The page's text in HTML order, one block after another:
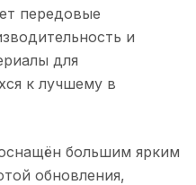
передовые
и
для
к лучшему в
большим ярким
обновления,